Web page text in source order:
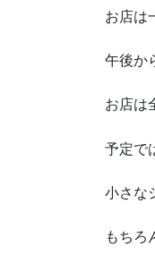
お店は
午後か
お店は
予定で
小さな
もちろ